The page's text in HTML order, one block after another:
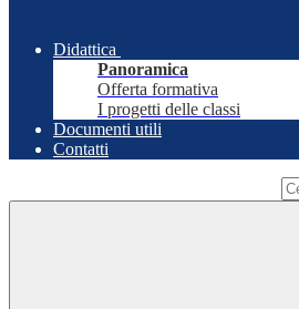
Didattica
Panoramica
Offerta formativa
I progetti delle classi
Documenti utili
Contatti